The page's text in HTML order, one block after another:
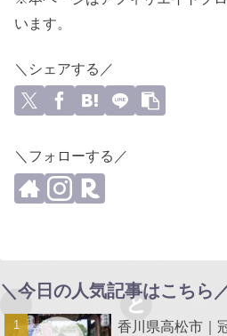
います。
＼シェアする／
＼フォローする／
＼今日の人気記事はこちら
香川県高松市｜